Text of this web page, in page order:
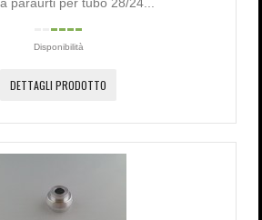
Disponibilità
DETTAGLI PRODOTTO